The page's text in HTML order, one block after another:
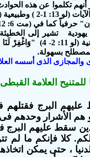
تكلموا عن هذه
الآية (لو 13: 4)
يهودية تشير إلى
اليهودى فى كتابته
المصطلح بسھولة.
والمجازى الذى أسسه
العلامة
البرج فقتلهم
هم الأشرار وحدهم
سقط عليهم البرج
كلا فإنكم ما لم